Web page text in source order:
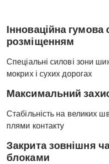
Інноваційна
розміщенням
Спеціальні силові зони
мокрих і сухих дорогах
Максимальний
Стабільність на великих
плями контакту
Закрита зовнішня
блоками